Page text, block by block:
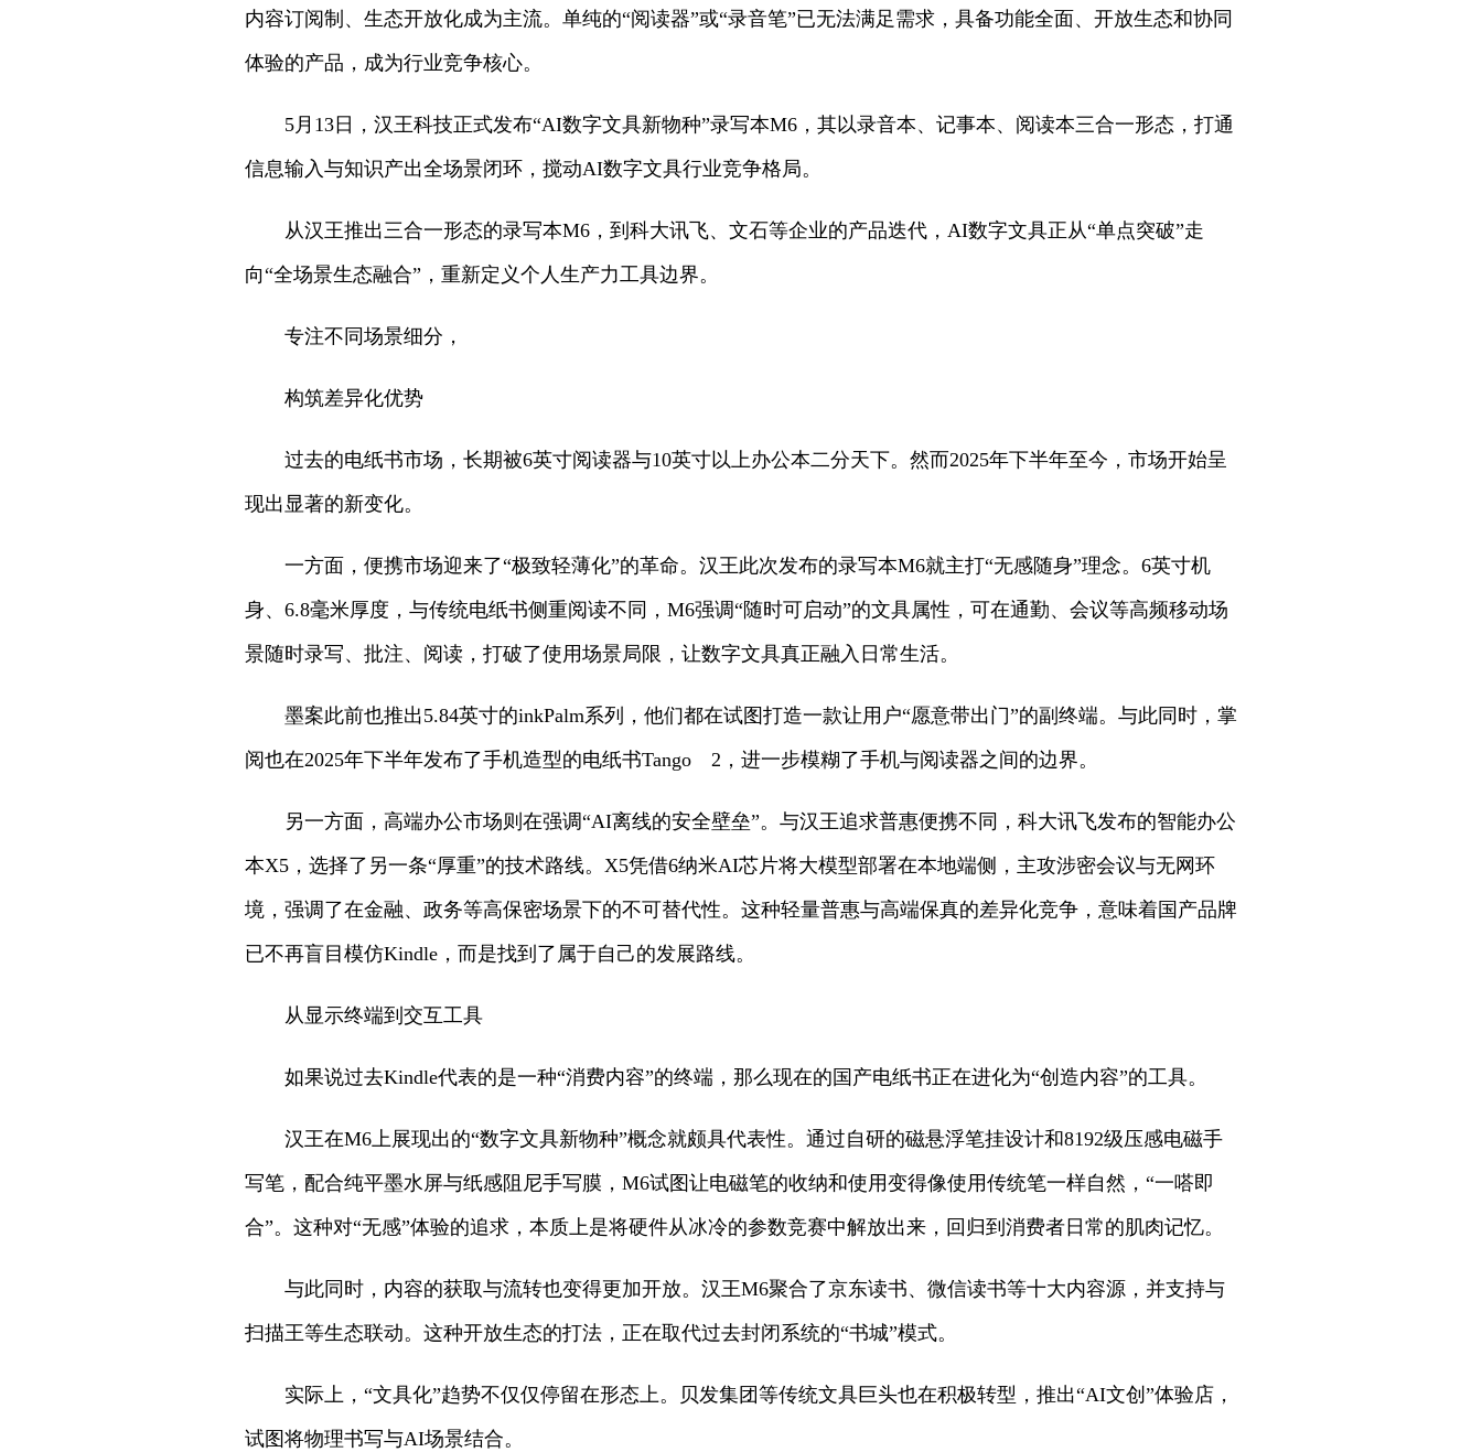
内容订阅制、生态开放化成为主流。单纯的“阅读器”或“录音笔”已无法满足需求，具备功能全面、开放生态和协同
体验的产品，成为行业竞争核心。
5月13日，汉王科技正式发布“AI数字文具新物种”录写本M6，其以录音本、记事本、阅读本三合一形态，打通
信息输入与知识产出全场景闭环，搅动AI数字文具行业竞争格局。
从汉王推出三合一形态的录写本M6，到科大讯飞、文石等企业的产品迭代，AI数字文具正从“单点突破”走
向“全场景生态融合”，重新定义个人生产力工具边界。
专注不同场景细分，
构筑差异化优势
过去的电纸书市场，长期被6英寸阅读器与10英寸以上办公本二分天下。然而2025年下半年至今，市场开始呈
现出显著的新变化。
一方面，便携市场迎来了“极致轻薄化”的革命。汉王此次发布的录写本M6就主打“无感随身”理念。6英寸机
身、6.8毫米厚度，与传统电纸书侧重阅读不同，M6强调“随时可启动”的文具属性，可在通勤、会议等高频移动场
景随时录写、批注、阅读，打破了使用场景局限，让数字文具真正融入日常生活。
墨案此前也推出5.84英寸的inkPalm系列，他们都在试图打造一款让用户“愿意带出门”的副终端。与此同时，掌
阅也在2025年下半年发布了手机造型的电纸书Tango 2，进一步模糊了手机与阅读器之间的边界。
另一方面，高端办公市场则在强调“AI离线的安全壁垒”。与汉王追求普惠便携不同，科大讯飞发布的智能办公
本X5，选择了另一条“厚重”的技术路线。X5凭借6纳米AI芯片将大模型部署在本地端侧，主攻涉密会议与无网环
境，强调了在金融、政务等高保密场景下的不可替代性。这种轻量普惠与高端保真的差异化竞争，意味着国产品牌
已不再盲目模仿Kindle，而是找到了属于自己的发展路线。
从显示终端到交互工具
如果说过去Kindle代表的是一种“消费内容”的终端，那么现在的国产电纸书正在进化为“创造内容”的工具。
汉王在M6上展现出的“数字文具新物种”概念就颇具代表性。通过自研的磁悬浮笔挂设计和8192级压感电磁手
写笔，配合纯平墨水屏与纸感阻尼手写膜，M6试图让电磁笔的收纳和使用变得像使用传统笔一样自然，“一嗒即
合”。这种对“无感”体验的追求，本质上是将硬件从冰冷的参数竞赛中解放出来，回归到消费者日常的肌肉记忆。
与此同时，内容的获取与流转也变得更加开放。汉王M6聚合了京东读书、微信读书等十大内容源，并支持与
扫描王等生态联动。这种开放生态的打法，正在取代过去封闭系统的“书城”模式。
实际上，“文具化”趋势不仅仅停留在形态上。贝发集团等传统文具巨头也在积极转型，推出“AI文创”体验店，
试图将物理书写与AI场景结合。